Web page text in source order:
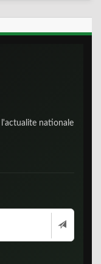
nationale